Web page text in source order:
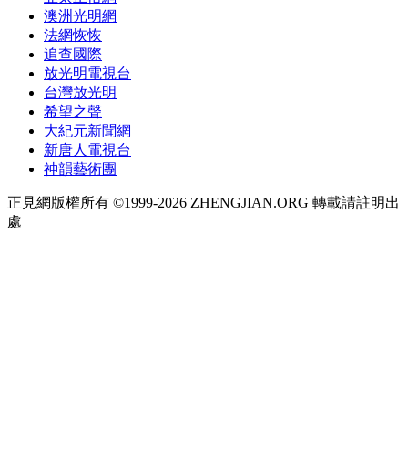
澳洲光明網
法網恢恢
追查國際
放光明電視台
台灣放光明
希望之聲
大紀元新聞網
新唐人電視台
神韻藝術團
正見網版權所有 ©1999-2026 ZHENGJIAN.ORG 轉載請註明出
處